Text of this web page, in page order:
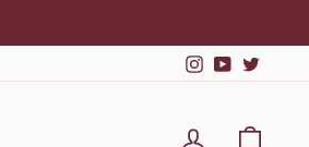
Instagram
YouTube
DEL'IMMO